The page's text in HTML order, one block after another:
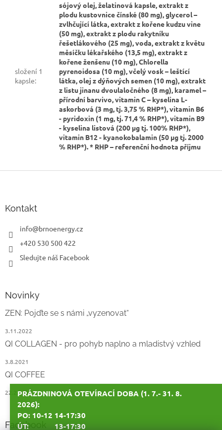
PRÁZDNINOVÁ OTEVÍRACÍ DOBA (1. 7.- 31. 8.
2026):
PO: 10-12 14-17:30
ÚT: 13-17:30
složení 1
kapsle:
sójový olej, želatinová kapsle, extrakt z
plodu kustovnice čínské (80 mg), glycerol –
zvlhčující látka, extrakt z kořene kudzu vine
(50 mg), extrakt z plodu rakytníku
řešetlákového (25 mg), voda, extrakt z květu
měsíčku lékařského (13,5 mg), extrakt z
kořene ženšenu (10 mg), Chlorella
pyrenoidosa (10 mg), včelý vosk – leštící
látka, olej z dýňových semen (10 mg), extrakt
z listu jinanu dvoulaločného (8 mg), karamel –
přírodní barvivo, vitamin C – kyselina L-
askorbová (3 mg, tj. 3,75 % RHP*), vitamin B6
- pyridoxin (1 mg, tj. 71,4 % RHP*), vitamin B9
- kyselina listová (200 μg tj. 100% RHP*),
vitamin B12 - kyanokobalamin (50 μg tj. 2000
% RHP*). * RHP – referenční hodnota příjmu
Kontakt
info@brnoenergy.cz
+420 530 500 422
Sledujte náš Facebook
Novinky
ZEN: Pojďte se s námi „vyzenovat“
3.11.2022
QI COLLAGEN - pro pohyb naplno a mladistvý vzhled
3.8.2021
QI COFFEE
22.2.2021
Facebook